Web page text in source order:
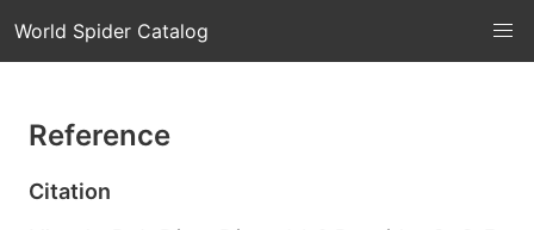
World Spider Catalog
Reference
Citation